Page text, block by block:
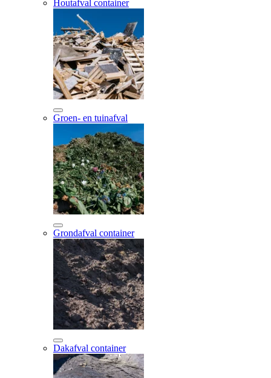
Houtafval container
Groen- en tuinafval
Grondafval container
Dakafval container